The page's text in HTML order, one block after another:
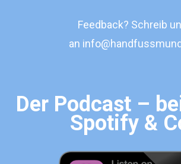
Feedback? Schreib
an
Der Podcast –
Spotify &